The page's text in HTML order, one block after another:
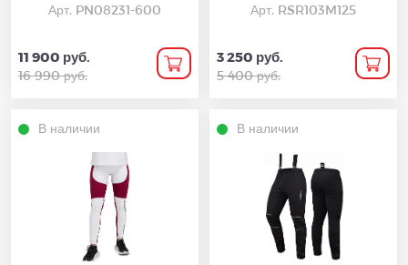
Арт. PN08231-600
11 900 руб.
16 990 руб.
Арт. RSR103M125
3 250 руб.
5 400 руб.
В наличии В наличии